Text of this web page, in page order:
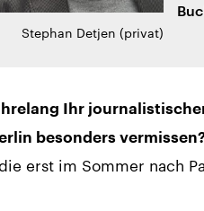
Stephan Detjen (privat)
Ihr
besonders
erst im Sommer nach